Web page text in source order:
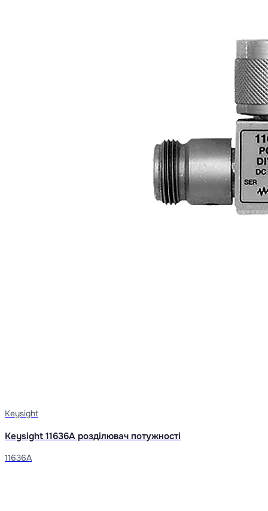
Keysight
Keysight 11636A розділювач потужності
11636A